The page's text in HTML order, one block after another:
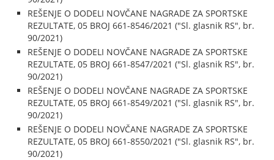
REŠENJE O DODELI NOVČANE NAGRADE ZA SPORTSKE
REZULTATE, 05 BROJ 661-8546/2021 ("Sl. glasnik RS", br.
90/2021)
REŠENJE O DODELI NOVČANE NAGRADE ZA SPORTSKE
REZULTATE, 05 BROJ 661-8547/2021 ("Sl. glasnik RS", br.
90/2021)
REŠENJE O DODELI NOVČANE NAGRADE ZA SPORTSKE
REZULTATE, 05 BROJ 661-8549/2021 ("Sl. glasnik RS", br.
90/2021)
REŠENJE O DODELI NOVČANE NAGRADE ZA SPORTSKE
REZULTATE, 05 BROJ 661-8550/2021 ("Sl. glasnik RS", br.
90/2021)